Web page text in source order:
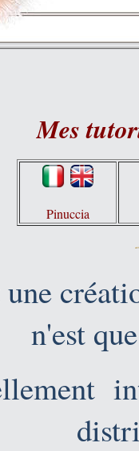
Mes
Pinuccia
n'est